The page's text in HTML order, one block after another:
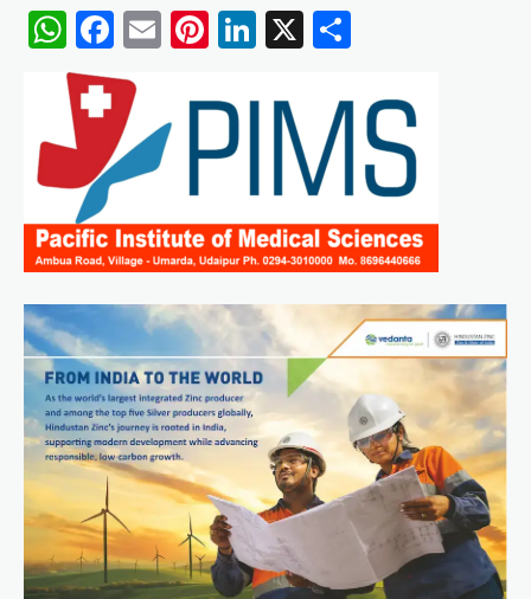
WhatsApp
Facebook
EmailPinterest
LinkedIn
X